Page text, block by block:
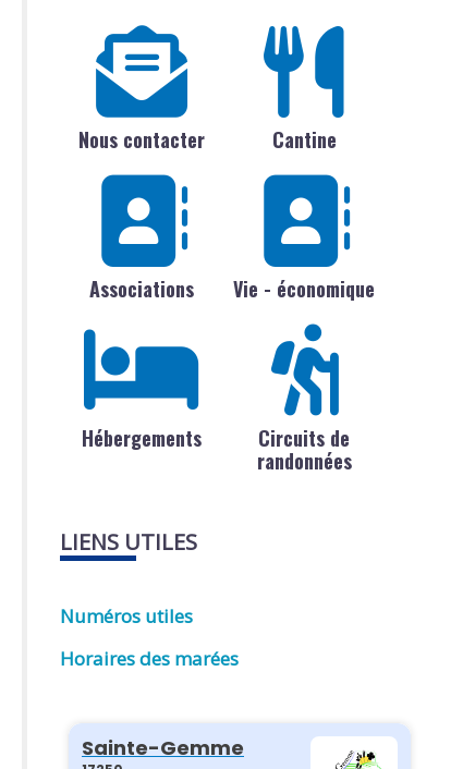
Nous contacter Cantine
Associations Vie - économique
Hébergements
Circuits de
randonnées
LIENS UTILES
Numéros utiles
Horaires des marées